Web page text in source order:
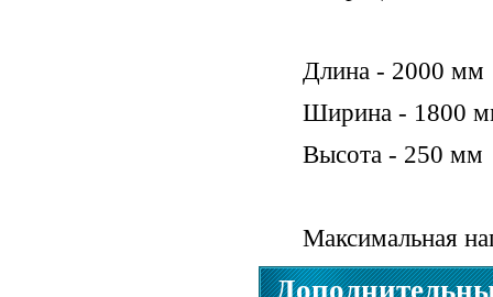
Длина - 2000 мм
Ширина - 1800
Высота - 250 мм
Максимальная